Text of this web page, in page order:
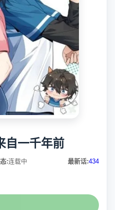
自一千年前
:连载中 最新话:434